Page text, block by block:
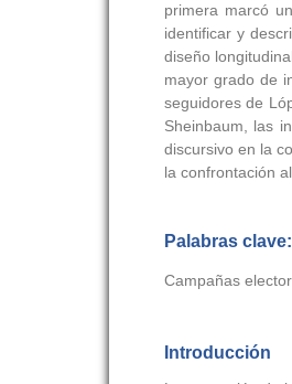
primera marcó
identificar y
diseño
mayor grado de
seguidores de
Sheinbaum, las
discursivo en la
la confrontación
Palabras clave:
Campañas
Introducción